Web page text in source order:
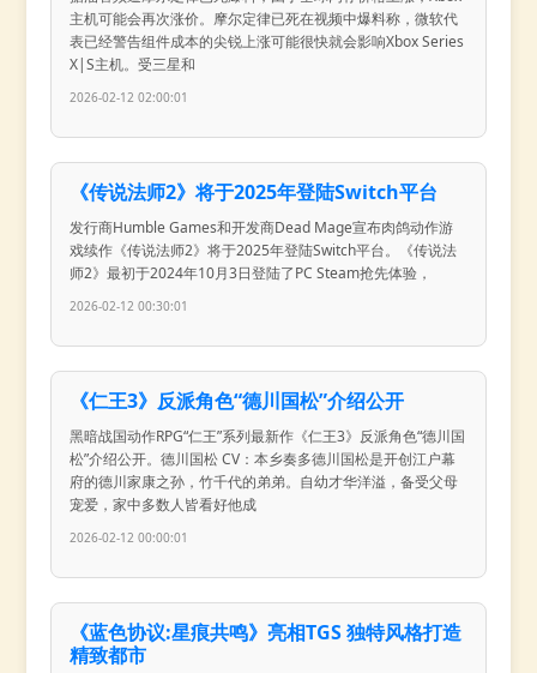
主机可能会再次涨价。摩尔定律已死在视频中爆料称，微软代
表已经警告组件成本的尖锐上涨可能很快就会影响Xbox Series
X|S主机。受三星和
2026-02-12 02:00:01
《传说法师2》将于2025年登陆Switch平台
发行商Humble Games和开发商Dead Mage宣布肉鸽动作游
戏续作《传说法师2》将于2025年登陆Switch平台。《传说法
师2》最初于2024年10月3日登陆了PC Steam抢先体验，
2026-02-12 00:30:01
《仁王3》反派角色“德川国松”介绍公开
黑暗战国动作RPG“仁王”系列最新作《仁王3》反派角色“德川国
松”介绍公开。德川国松 CV：本乡奏多德川国松是开创江户幕
府的德川家康之孙，竹千代的弟弟。自幼才华洋溢，备受父母
宠爱，家中多数人皆看好他成
2026-02-12 00:00:01
《蓝色协议:星痕共鸣》亮相TGS 独特风格打造
精致都市